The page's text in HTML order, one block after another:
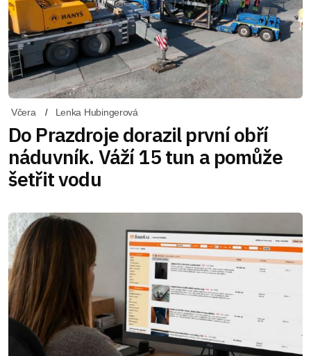
Včera Lenka Hubingerová
Do Prazdroje dorazil první obří
náduvník. Váží 15 tun a pomůže
šetřit vodu